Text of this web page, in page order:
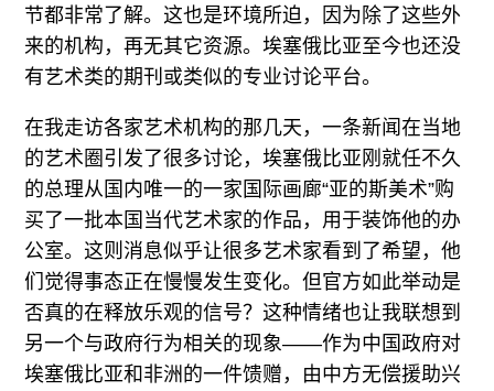
节都非常了解。这也是环境所迫，因为除了这些外
来的机构，再无其它资源。埃塞俄比亚至今也还没
有艺术类的期刊或类似的专业讨论平台。
在我走访各家艺术机构的那几天，一条新闻在当地
的艺术圈引发了很多讨论，埃塞俄比亚刚就任不久
的总理从国内唯一的一家国际画廊“亚的斯美术”购
买了一批本国当代艺术家的作品，用于装饰他的办
公室。这则消息似乎让很多艺术家看到了希望，他
们觉得事态正在慢慢发生变化。但官方如此举动是
否真的在释放乐观的信号？这种情绪也让我联想到
另一个与政府行为相关的现象——作为中国政府对
埃塞俄比亚和非洲的一件馈赠，由中方无偿援助兴